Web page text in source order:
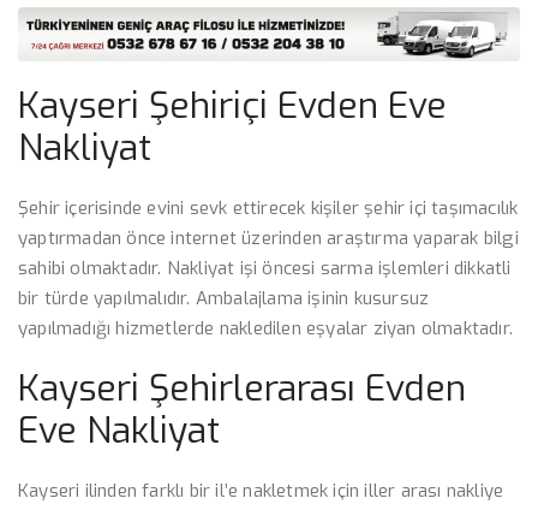
Kayseri Şehiriçi Evden Eve
Nakliyat
Şehir içerisinde evini sevk ettirecek kişiler şehir içi taşımacılık
yaptırmadan önce internet üzerinden araştırma yaparak bilgi
sahibi olmaktadır. Nakliyat işi öncesi sarma işlemleri dikkatli
bir türde yapılmalıdır. Ambalajlama işinin kusursuz
yapılmadığı hizmetlerde nakledilen eşyalar ziyan olmaktadır.
Kayseri Şehirlerarası Evden
Eve Nakliyat
Kayseri ilinden farklı bir il’e nakletmek için iller arası nakliye